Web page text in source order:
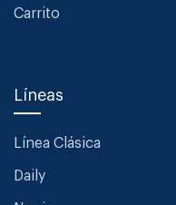
Carrito
Líneas
Línea Clásica
Daily